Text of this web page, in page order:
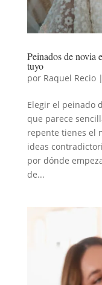
Peinados de novia
tuyo
por Raquel Recio|
Elegir el peinado
que parece
repente tienes el
ideas
por dónde
de...